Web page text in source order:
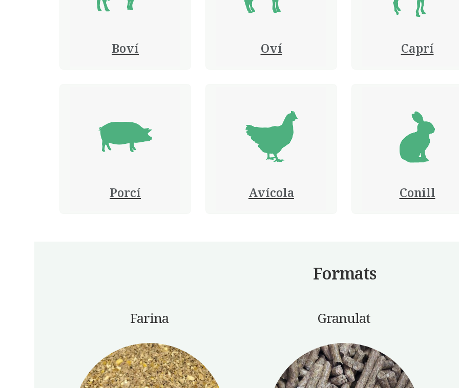
Boví Oví Caprí
Porcí Avícola Conill
Formats
Farina Granulat